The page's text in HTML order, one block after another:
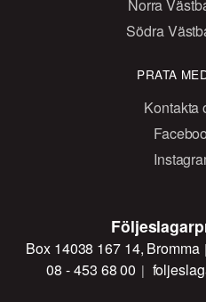
Norra
Södra
PRATA
Kontakta
Box 14038 167 14, Bromma
08 - 453 68 00